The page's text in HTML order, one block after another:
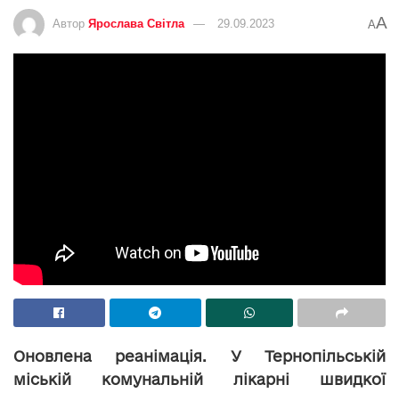
Автор Ярослава Світла 29.09.2023 AA
Оновлена реанімація. У Тернопільській
міській комунальній лікарні швидкої